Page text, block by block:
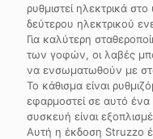
ρυθμιστεί ηλεκτρικά
δεύτερου ηλεκτρικού
Για καλύτερη
των γοφών, οι λαβές
να ενσωματωθούν με
Το κάθισμα είναι
εφαρμοστεί σε αυτό
συσκευή είναι
Αυτή η έκδοση Struzzo